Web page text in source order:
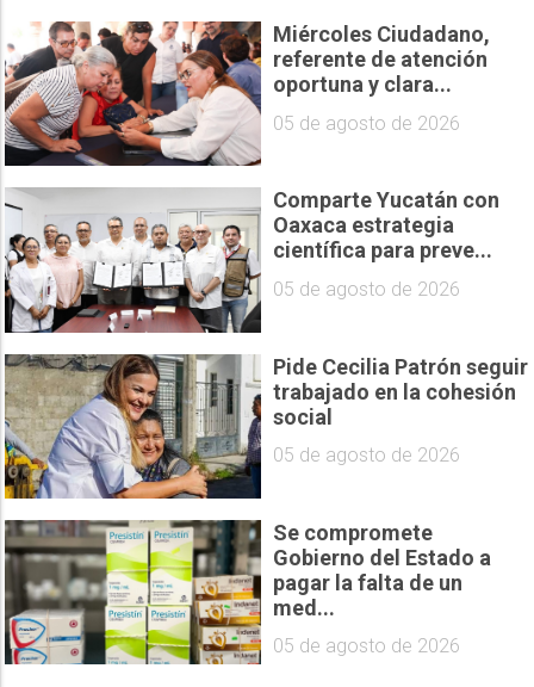
Miércoles Ciudadano,
referente de atención
oportuna y clara...
05 de agosto de 2026
Comparte Yucatán con
Oaxaca estrategia
científica para preve...
05 de agosto de 2026
Pide Cecilia Patrón seguir
trabajado en la cohesión
social
05 de agosto de 2026
Se compromete
Gobierno del Estado a
pagar la falta de un
med...
05 de agosto de 2026